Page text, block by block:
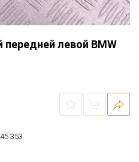
передней левой BMW
353